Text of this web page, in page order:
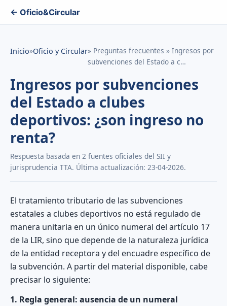
← Oficio&Circular
Inicio»Oficio y Circular» Preguntas frecuentes » Ingresos por
subvenciones del Estado a c…
Ingresos por subvenciones
del Estado a clubes
deportivos: ¿son ingreso no
renta?
Respuesta basada en 2 fuentes oficiales del SII y
jurisprudencia TTA. Última actualización: 23-04-2026.
El tratamiento tributario de las subvenciones
estatales a clubes deportivos no está regulado de
manera unitaria en un único numeral del artículo 17
de la LIR, sino que depende de la naturaleza jurídica
de la entidad receptora y del encuadre específico de
la subvención. A partir del material disponible, cabe
precisar lo siguiente:
1. Regla general: ausencia de un numeral